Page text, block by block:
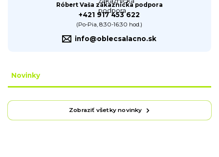
Róbert Vaša zákaznícka podpora
+421 917 453 622
(Po-Pia, 8:30-16:30 hod.)
info@oblecsalacno.sk
Novinky
Zobraziť všetky novinky